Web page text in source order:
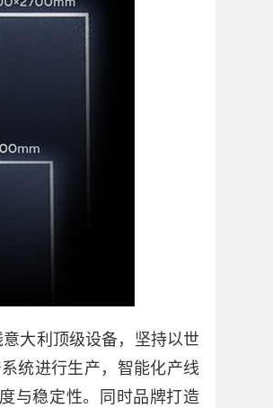
大利顶级设备，坚持以世
统进行生产，智能化产线
与稳定性。同时品牌打造